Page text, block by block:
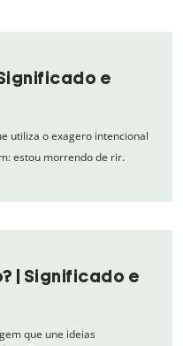
e
utiliza o exagero intencional
estou morrendo de rir.
| Significado e
que une ideias